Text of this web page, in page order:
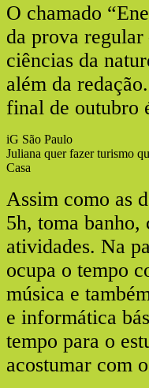
O chamado
da prova regular
ciências da
além da
final de outubro
iG São Paulo
Juliana quer fazer turismo
Casa
Assim como as
5h, toma banho,
atividades. Na
ocupa o tempo
música e
e informática
tempo para o
acostumar com